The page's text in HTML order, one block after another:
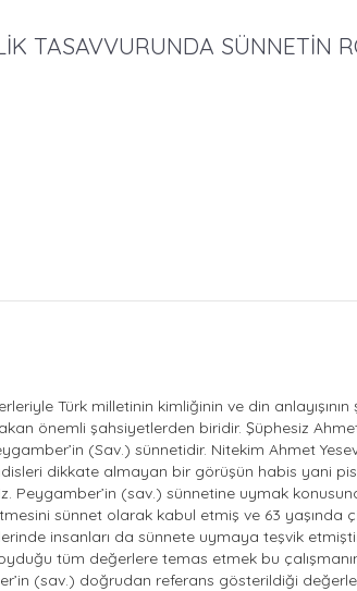
TASAVVURUNDA SÜNNETİN
Türk milletinin kimliğinin ve din
önemli şahsiyetlerden biridir. Şüphesiz
(Sav.) sünnetidir. Nitekim Ahmet
dikkate almayan bir görüşün habis yani
Peygamber’in (sav.) sünnetine uymak
sünnet olarak kabul etmiş ve 63 yaşında
insanları da sünnete uymaya teşvik
tüm değerlere temas etmek bu çalışmanın
(sav.) doğrudan referans gösterildiği değerler